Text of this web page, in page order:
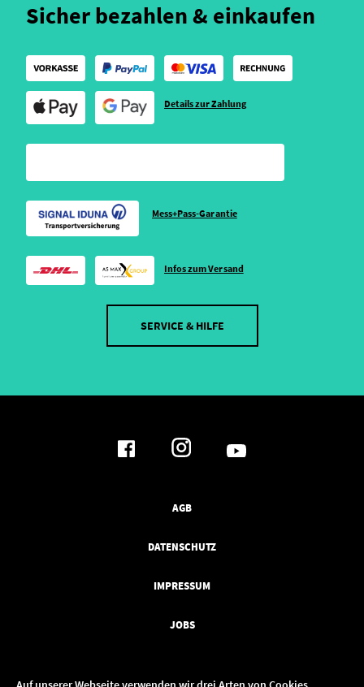
Sicher bezahlen & einkaufen
Details zur Zahlung
Mess+Pass-Garantie
Infos zum Versand
SERVICE & HILFE
AGB
DATENSCHUTZ
IMPRESSUM
JOBS